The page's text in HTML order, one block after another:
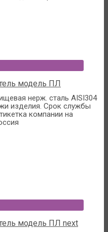
модель ПЛ
нерж. сталь AISI304
изделия. Срок службы
компании на
модель ПЛ next